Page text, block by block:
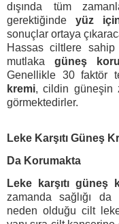
dışında tüm
gerektiğindeyüz
sonuçlar ortaya
Hassas ciltlere
mutlaka güneş
Genellikle 30 faktör
kremi, cildin güneşin
görmektedirler.
Leke Karşıtı Güneş
Da Korumakta
Leke karşıtı güneş
zamanda sağlığı da
neden olduğu cilt